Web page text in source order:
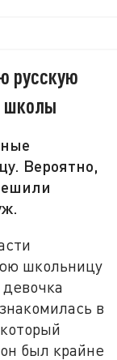
русскую
школы
Вероятно,
школьницу
в
был крайне